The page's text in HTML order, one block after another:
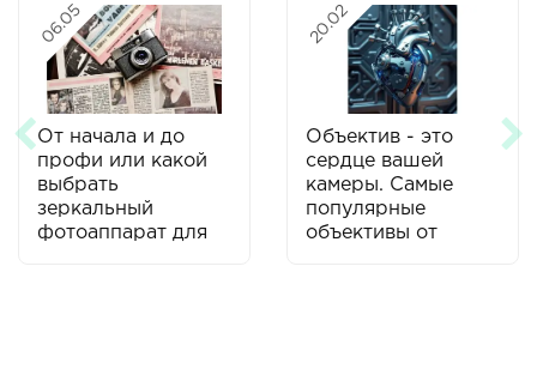
От начала и до
профи или какой
выбрать
зеркальный
фотоаппарат для
06.05
Объектив - это
сердце вашей
камеры. Самые
популярные
объективы от
20.02